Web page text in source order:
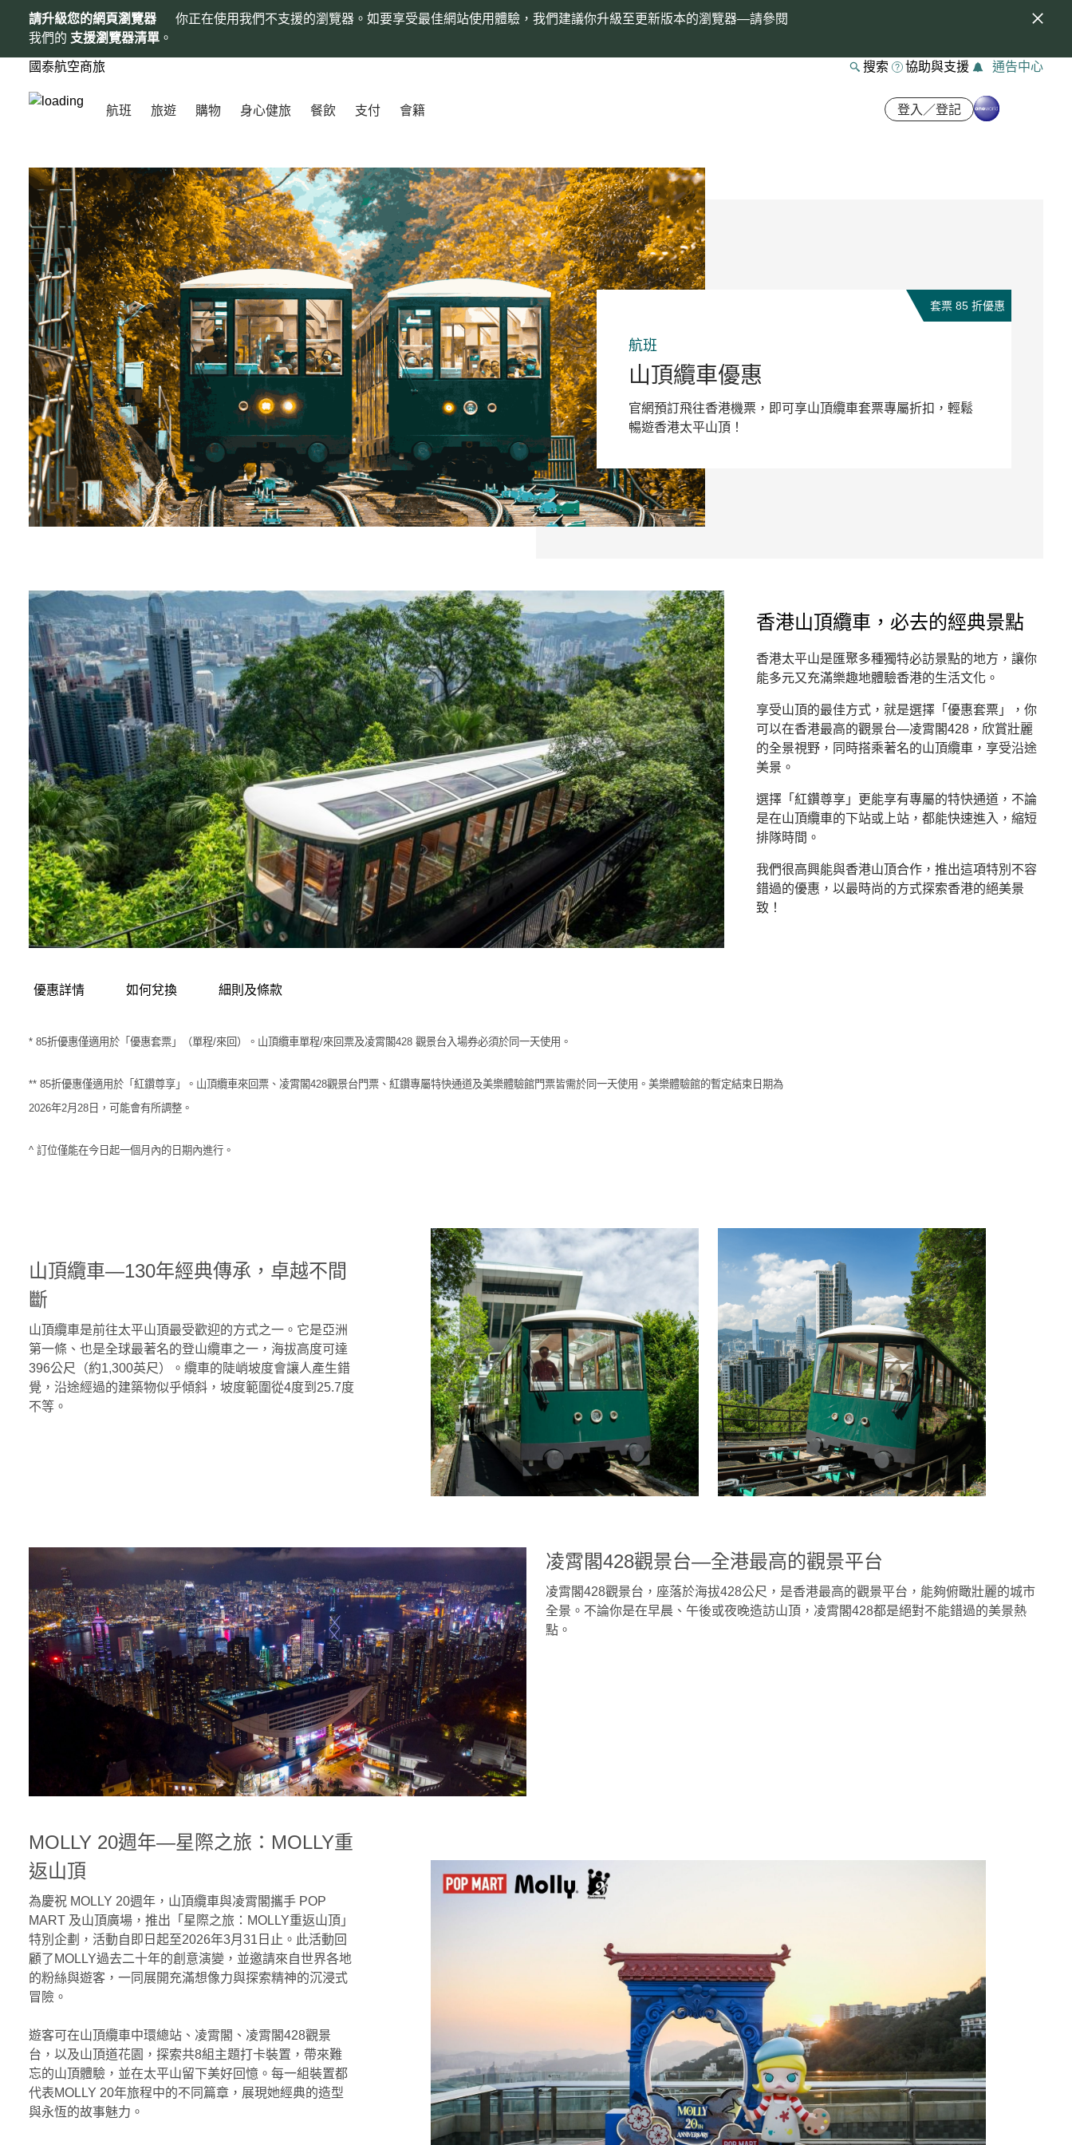
請升級您的網頁瀏覽器
你正在使用我們不支援的瀏覽器。如要享受最佳網站使用體驗，我們建議你升級至更新版本的瀏覽器—請參閱
我們的 支援瀏覽器清單 。
國泰航空商旅 搜索 協助與支援 通告中心
航班 旅遊 購物 身心健旅 餐飲 支付 會籍 登入／登記
套票 85 折優惠
航班
山頂纜車優惠
官網預訂飛往香港機票，即可享山頂纜車套票專屬折扣，輕鬆
暢遊香港太平山頂！
香港山頂纜車，必去的經典景點
香港太平山是匯聚多種獨特必訪景點的地方，讓你
能多元又充滿樂趣地體驗香港的生活文化。
享受山頂的最佳方式，就是選擇「優惠套票」，你
可以在香港最高的觀景台—凌霄閣428，欣賞壯麗
的全景視野，同時搭乘著名的山頂纜車，享受沿途
美景。
選擇「紅鑽尊享」更能享有專屬的特快通道，不論
是在山頂纜車的下站或上站，都能快速進入，縮短
排隊時間。
我們很高興能與香港山頂合作，推出這項特別不容
錯過的優惠，以最時尚的方式探索香港的絕美景
致！
優惠詳情 如何兌換 細則及條款
* 85折優惠僅適用於「優惠套票」（單程/來回）。山頂纜車單程/來回票及凌霄閣428 觀景台入場券必須於同一天使用。
** 85折優惠僅適用於「紅鑽尊享」。山頂纜車來回票、凌霄閣428觀景台門票、紅鑽專屬特快通道及美樂體驗館門票皆需於同一天使用。美樂體驗館的暫定結束日期為
2026年2月28日，可能會有所調整。
^ 訂位僅能在今日起一個月內的日期內進行。
山頂纜車—130年經典傳承，卓越不間
斷
山頂纜車是前往太平山頂最受歡迎的方式之一。它是亞洲
第一條、也是全球最著名的登山纜車之一，海拔高度可達
396公尺（約1,300英尺）。纜車的陡峭坡度會讓人產生錯
覺，沿途經過的建築物似乎傾斜，坡度範圍從4度到25.7度
不等。
凌霄閣428觀景台—全港最高的觀景平台
凌霄閣428觀景台，座落於海拔428公尺，是香港最高的觀景平台，能夠俯瞰壯麗的城市
全景。不論你是在早晨、午後或夜晚造訪山頂，凌霄閣428都是絕對不能錯過的美景熱
點。
MOLLY 20週年—星際之旅：MOLLY重
返山頂
為慶祝 MOLLY 20週年，山頂纜車與凌霄閣攜手 POP
MART 及山頂廣場，推出「星際之旅：MOLLY重返山頂」
特別企劃，活動自即日起至2026年3月31日止。此活動回
顧了MOLLY過去二十年的創意演變，並邀請來自世界各地
的粉絲與遊客，一同展開充滿想像力與探索精神的沉浸式
冒險。
遊客可在山頂纜車中環總站、凌霄閣、凌霄閣428觀景
台，以及山頂道花園，探索共8組主題打卡裝置，帶來難
忘的山頂體驗，並在太平山留下美好回憶。每一組裝置都
代表MOLLY 20年旅程中的不同篇章，展現她經典的造型
與永恆的故事魅力。